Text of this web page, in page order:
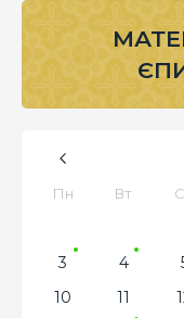
Пн Вт
3
4
10
11